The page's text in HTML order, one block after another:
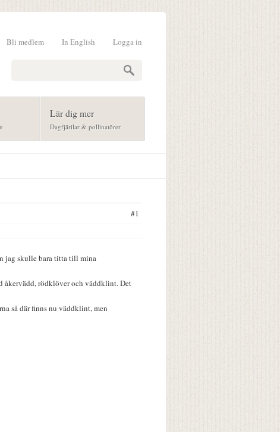
Logga in
In English
Bli medlem
Lär dig mer
Dagfjärilar & pollinatörer
#1
jag skulle bara titta till mina
åkervädd, rödklöver och väddklint. Det
så där finns nu väddklint, men